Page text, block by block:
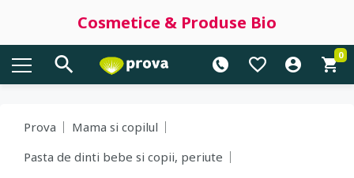
Cosmetice & Produse Bio
0
Prova
Mama si copilul
Pasta de dinti bebe si copii, periute